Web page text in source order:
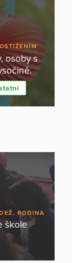
osoby s
RODINA
škole